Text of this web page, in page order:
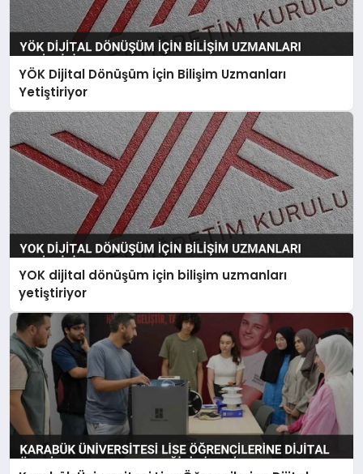
YÖK Dijital Dönüşüm İçin Bilişim Uzmanları
Yetiştiriyor
YOK dijital dönüşüm için bilişim uzmanları
yetiştiriyor